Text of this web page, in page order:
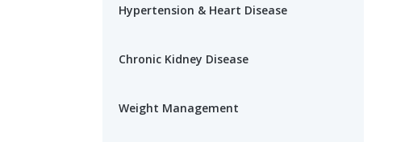
Hypertension & Heart Disease
Chronic Kidney Disease
Weight Management